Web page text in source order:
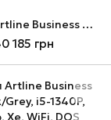
Неттоп Artline Business B12, Black/Grey, i5-1340P, 16Gb, 480Gb, Xe, WiFi, DOS (B12v38)
185 грн